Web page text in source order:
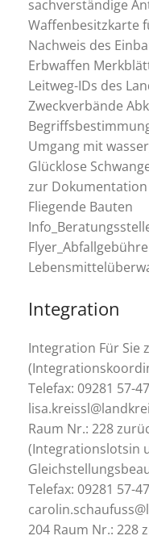
sachverständige
Waffenbesitzkarte
Nachweis des
Erbwaffen
Leitweg-IDs des
Zweckverbände
Umgang mit
Glücklose
zur
Fliegende Bauten
Integration
Integration Für Sie
Telefax: 09281 57-
Raum Nr.: 228
(Integrationslotsin
Telefax: 09281 57-
204 Raum Nr.: 228